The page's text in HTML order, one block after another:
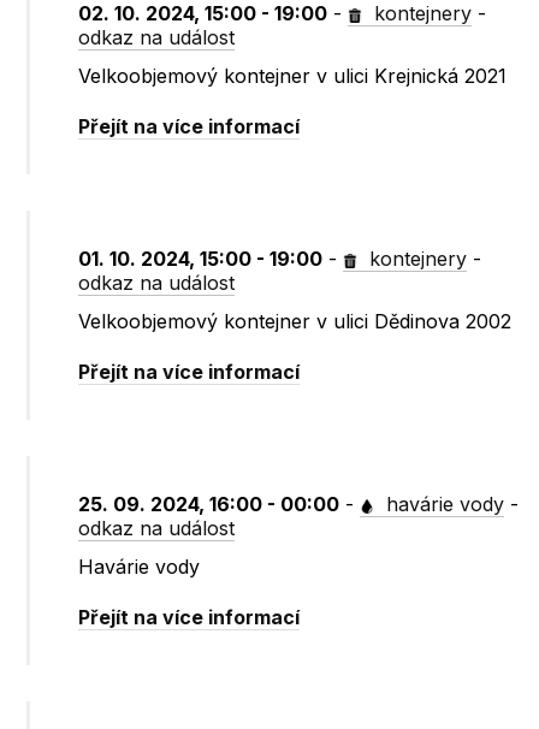
02. 10. 2024, 15:00 - 19:00 - kontejnery -
odkaz na událost
Velkoobjemový kontejner v ulici Krejnická 2021
Přejít na více informací
01. 10. 2024, 15:00 - 19:00 - kontejnery -
odkaz na událost
Velkoobjemový kontejner v ulici Dědinova 2002
Přejít na více informací
25. 09. 2024, 16:00 - 00:00 - havárie vody -
odkaz na událost
Havárie vody
Přejít na více informací